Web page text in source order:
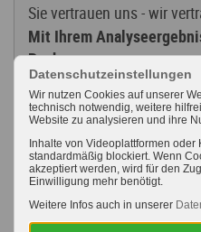
Sie vertrauen uns - wir
Mit Ihrem
Rechnung.
Keine Vorauszahlung -
Anleitung zur
Datenschutzeinstellungen
Wir nutzen Cookies auf unserer
technisch notwendig, weitere
Website zu analysieren und ihre
Inhalte von Videoplattformen oder
standardmäßig blockiert. Wenn
akzeptiert werden, wird für den
Einwilligung mehr benötigt.
Weitere Infos auch in unserer